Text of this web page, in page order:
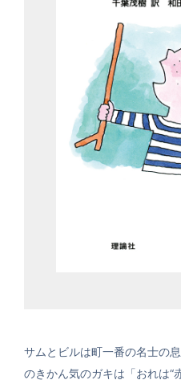
サムとビルは町一番の名士の
のきかん気のガキは「おれは“